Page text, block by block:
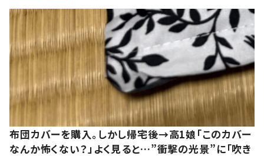
布団カバーを購入。しかし帰宅後→高1娘「このカバー
なんか怖くない？」よく見ると…”衝撃の光景”に「吹き